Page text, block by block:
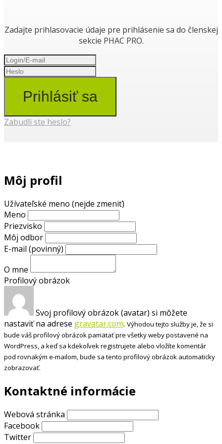
Zadajte prihlasovacie údaje pre prihlásenie sa do členskej
sekcie PHAC PRO.
Prihlásiť sa
Zabudli ste heslo?
Môj profil
Užívateľské meno (nejde zmeniť)
Meno
Priezvisko
Môj odbor
E-mail (povinný)
O mne
Profilový obrázok
Svoj profilový obrázok (avatar) si môžete
nastaviť na adrese gravatar.com. Výhodou tejto služby je, že si
bude váš profilový obrázok pamätať pre všetky weby postavené na
WordPress, a keď sa kdekoľvek registrujete alebo vložíte komentár
pod rovnakým e-mailom, bude sa tento profilový obrázok automaticky
zobrazovať.
Kontaktné informácie
Webová stránka
Facebook
Twitter